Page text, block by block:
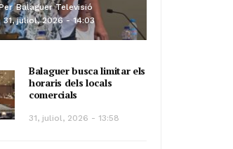
Balaguer Televisió
31, juliol, 2026 - 14:03
Balaguer busca limitar els
horaris dels locals
comercials
31, juliol, 2026 - 13:58